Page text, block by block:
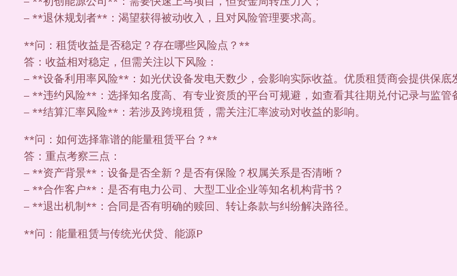
– **退休规划者**：渴望获得被动收入，且对风险管理要求高。
**问：租赁收益是否稳定？存在哪些风险点？**
答：收益相对稳定，但需关注以下风险：
– **设备利用率风险**：如光伏设备发电天数少，会影响实际收益。优质租赁商会提供保底
– **违约风险**：选择知名度高、有专业资质的平台可规避，如查看其往期兑付记录与监管
– **结算汇率风险**：若涉及跨境租赁，需关注汇率波动对收益的影响。
**问：如何选择靠谱的能量租赁平台？**
答：重点考察三点：
– **资产背景**：设备是否全新？是否有保险？权属关系是否清晰？
– **合作客户**：是否有电力公司、大型工业企业等知名机构背书？
– **退出机制**：合同是否有明确的赎回、转让条款与纠纷解决路径。
**问：能量租赁与传统光伏贷、能源P